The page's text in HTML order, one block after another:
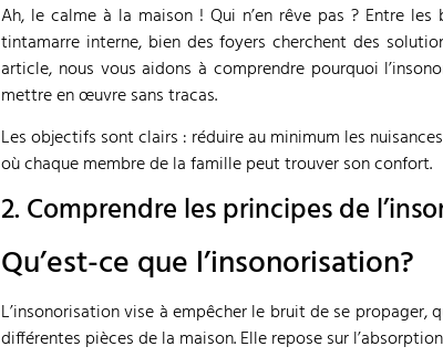
Ah, le calme à la maison ! Qui n’en rêve pas ? Entre
tintamarre interne, bien des foyers cherchent des
article, nous vous aidons à comprendre pourquoi
mettre en œuvre sans tracas.
Les objectifs sont clairs : réduire au minimum les
où chaque membre de la famille peut trouver son confort.
2. Comprendre les principes de
Qu’est-ce que l’insonorisation?
L’insonorisation vise à empêcher le bruit de se propager,
différentes pièces de la maison. Elle repose sur